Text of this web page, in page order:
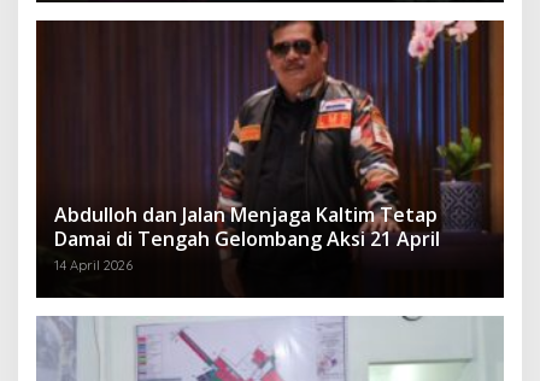
Abdulloh dan Jalan Menjaga Kaltim Tetap
Damai di Tengah Gelombang Aksi 21 April
14 April 2026